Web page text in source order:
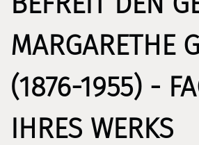
MARGARETHE
(1876-1955) -
IHRES WERKS